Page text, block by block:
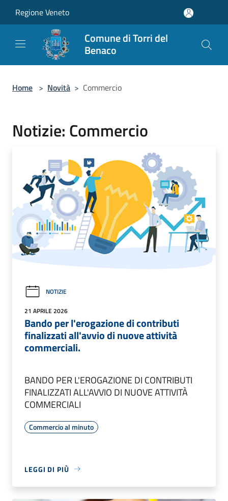
Regione Veneto
Comune di Torri del
Benaco
Home > Novità > Commercio
Notizie: Commercio
NOTIZIE
21 APRILE 2026
Bando per l'erogazione di contributi
finalizzati all'avvio di nuove attività
commerciali.
BANDO PER L'EROGAZIONE DI CONTRIBUTI
FINALIZZATI ALL'AVVIO DI NUOVE ATTIVITÀ
COMMERCIALI
Commercio al minuto
LEGGI DI PIÙ